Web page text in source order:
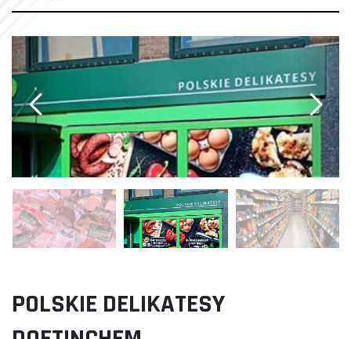
Overzicht Cultuur & Musea
Parkeren in Doetinchem
Openbaar vervoer
Gratis Shuttle
FAQ
Organisatie Binnenstadbedrijf Doetinchem
POLSKIE DELIKATESY